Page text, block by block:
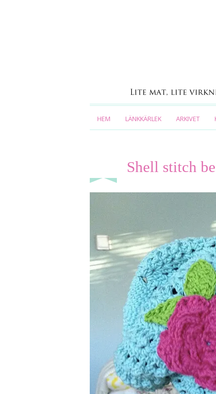
HEM LÄNKKÄRLEK ARKIVET
Shell stitch